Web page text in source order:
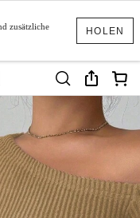
HOLEN
zusätzliche